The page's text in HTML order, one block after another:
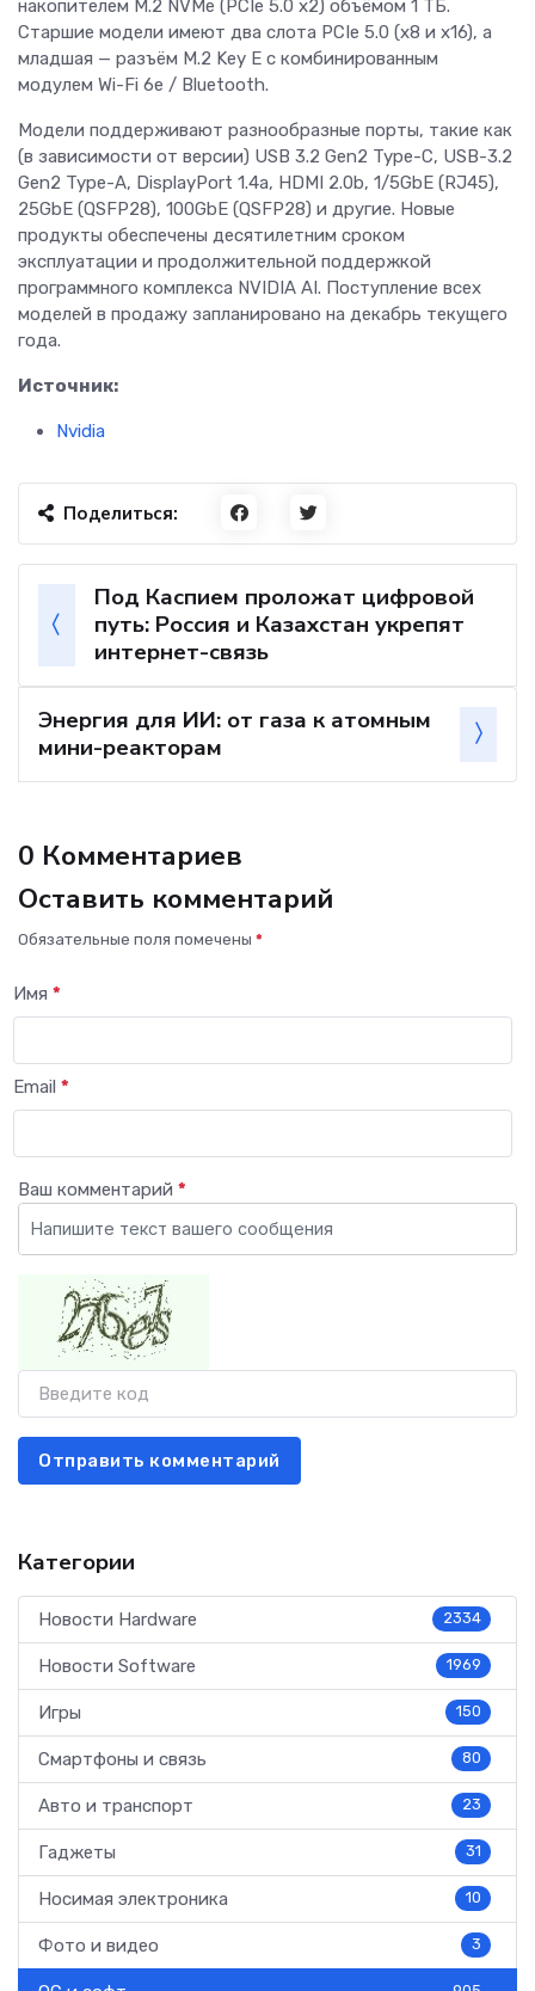
накопителем M.2 NVMe (PCIe 5.0 x2) объёмом 1 ТБ.
Старшие модели имеют два слота PCIe 5.0 (x8 и x16), а
младшая — разъём M.2 Key E с комбинированным
модулем Wi-Fi 6e / Bluetooth.
Модели поддерживают разнообразные порты, такие как
(в зависимости от версии) USB 3.2 Gen2 Type-C, USB-3.2
Gen2 Type-A, DisplayPort 1.4a, HDMI 2.0b, 1/5GbE (RJ45),
25GbE (QSFP28), 100GbE (QSFP28) и другие. Новые
продукты обеспечены десятилетним сроком
эксплуатации и продолжительной поддержкой
программного комплекса NVIDIA AI. Поступление всех
моделей в продажу запланировано на декабрь текущего
года.
Источник:
Nvidia
Поделиться:
Под Каспием проложат цифровой
путь: Россия и Казахстан укрепят
интернет-связь
Энергия для ИИ: от газа к атомным
мини-реакторам
0 Комментариев
Оставить комментарий
Обязательные поля помечены *
Имя *
Email *
Ваш комментарий *
Отправить комментарий
Категории
Новости Hardware 2334
Новости Software 1969
Игры 150
Смартфоны и связь 80
Авто и транспорт 23
Гаджеты 31
Носимая электроника 10
Фото и видео 3